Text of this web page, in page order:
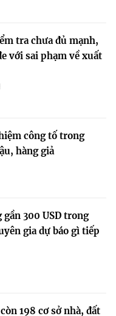
tra chưa đủ mạnh,
với sai phạm về xuất
công tố trong
hàng giả
gần 300 USD trong
gia dự báo gì tiếp
198 cơ sở nhà, đất